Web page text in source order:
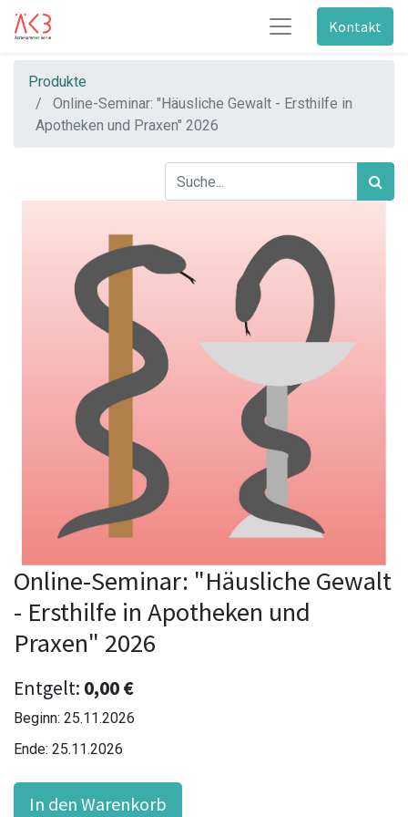
Kontakt
Produkte
Online-Seminar: "Häusliche Gewalt - Ersthilfe in
Apotheken und Praxen" 2026
Online-Seminar: "Häusliche Gewalt
- Ersthilfe in Apotheken und
Praxen" 2026
Entgelt: 0,00€
Beginn: 25.11.2026
Ende: 25.11.2026
In den Warenkorb